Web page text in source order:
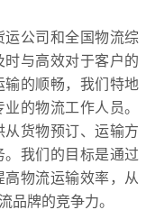
公司和全国物流综
与高效对于客户的
的顺畅，我们特地
的物流工作人员。
货物预订、运输方
我们的目标是通过
物流运输效率，从
品牌的竞争力。